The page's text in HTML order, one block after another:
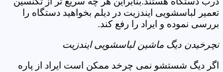
تعمیر لباسشویی ایندزیت در دیلم بخواهید دستگاه را
بررسی نموده و ایراد را رفع کند.
نچرخیدن دیگ ماشین لباسشویی ایندزیت
اگر دیگ شستشو نمی چرخد ممکن است ایراد از پاره